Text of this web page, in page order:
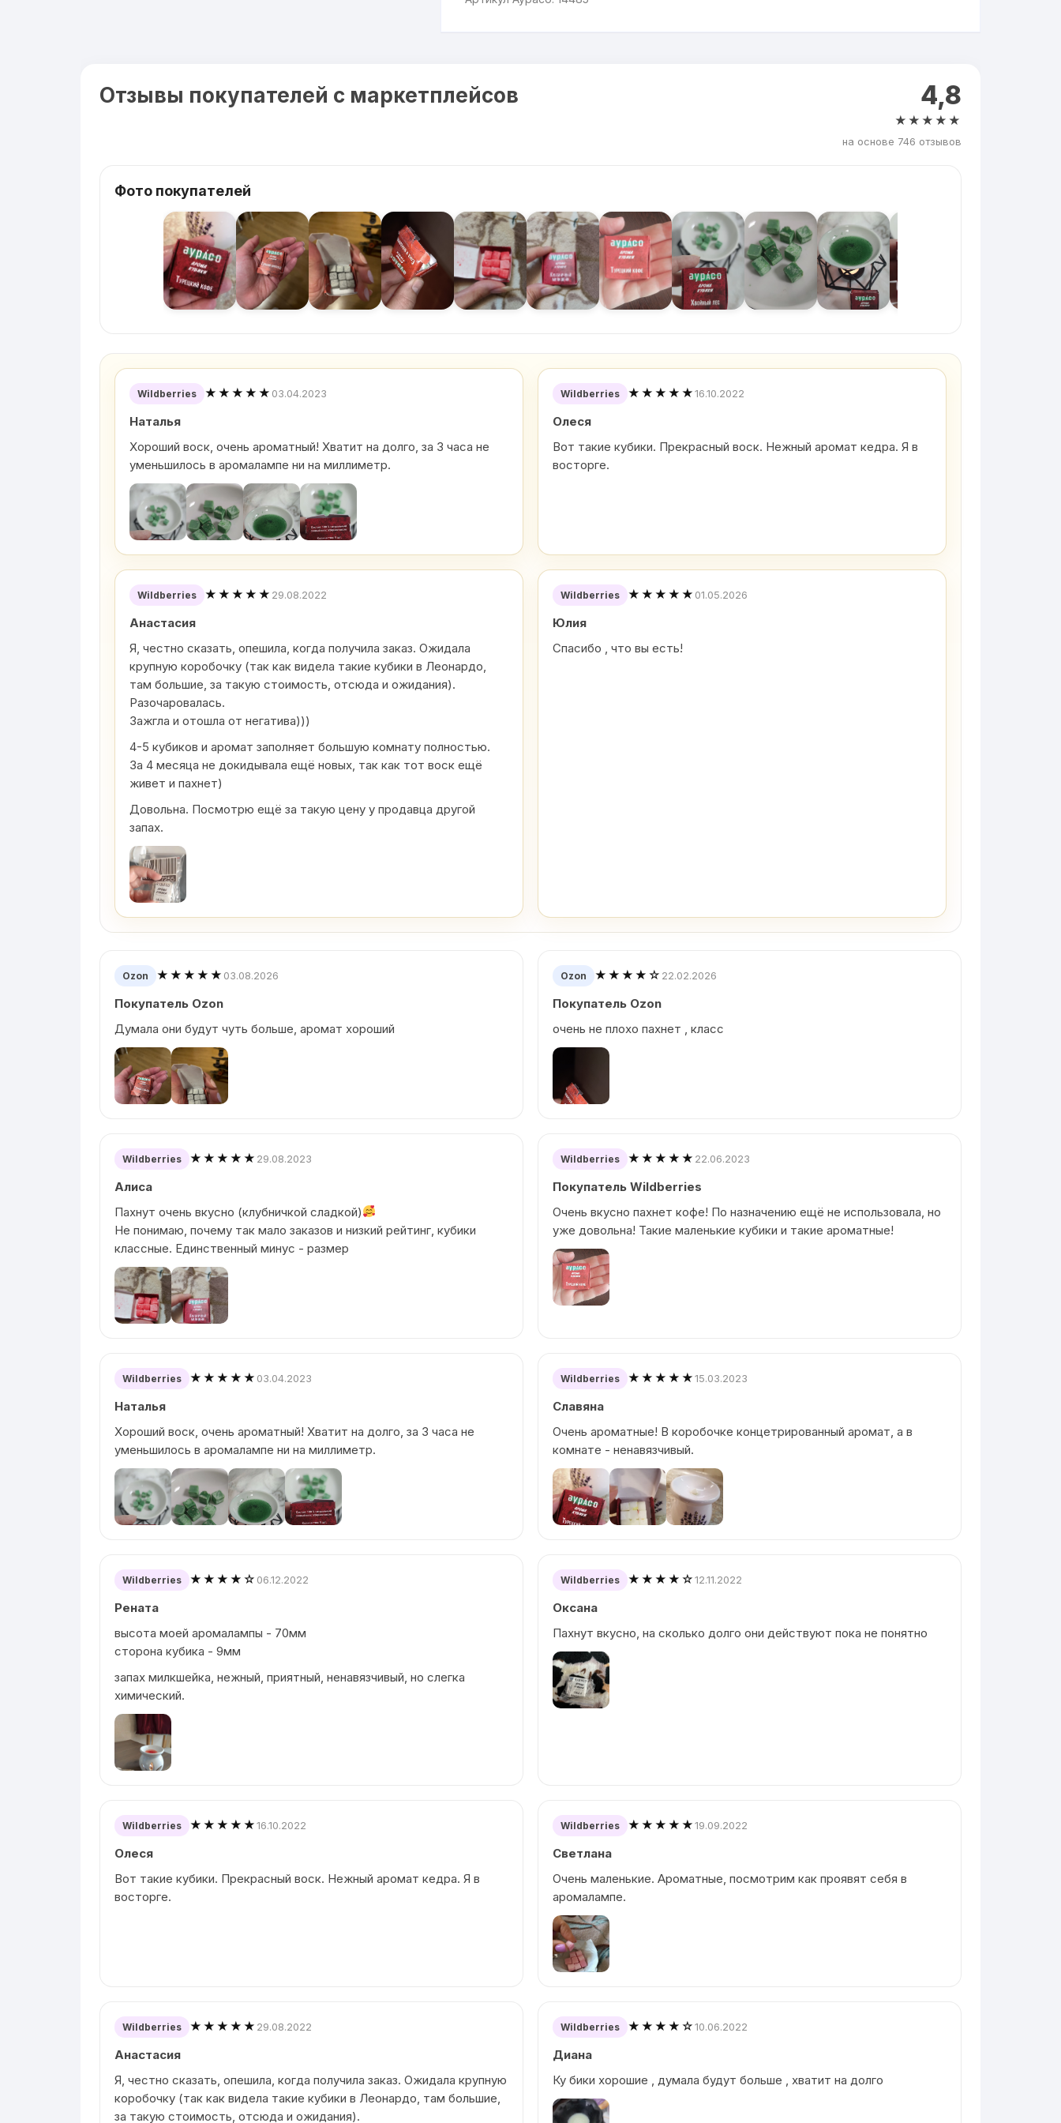
Отзывы покупателей с маркетплейсов 4,8
★★★★★
на основе 746 отзывов
Фото покупателей
Wildberries ★★★★★ 03.04.2023
Наталья
Хороший воск, очень ароматный! Хватит на долго, за 3 часа не
уменьшилось в аромалампе ни на миллиметр.
Wildberries ★★★★★16.10.2022
Олеся
Вот такие кубики. Прекрасный воск. Нежный аромат кедра. Я в
восторге.
Wildberries ★★★★★ 29.08.2022
Анастасия
Я, честно сказать, опешила, когда получила заказ. Ожидала
крупную коробочку (так как видела такие кубики в Леонардо,
там большие, за такую стоимость, отсюда и ожидания).
Разочаровалась.
Зажгла и отошла от негатива)))
4-5 кубиков и аромат заполняет большую комнату полностью.
За 4 месяца не докидывала ещё новых, так как тот воск ещё
живет и пахнет)
Довольна. Посмотрю ещё за такую цену у продавца другой
запах.
Wildberries ★★★★★ 01.05.2026
Юлия
Спасибо , что вы есть!
Ozon ★★★★★ 03.08.2026
Покупатель Ozon
Думала они будут чуть больше, аромат хороший
Ozon ★★★★☆ 22.02.2026
Покупатель Ozon
очень не плохо пахнет , класс
Wildberries ★★★★★ 29.08.2023
Алиса
Пахнут очень вкусно (клубничкой сладкой)
Не понимаю, почему так мало заказов и низкий рейтинг, кубики
классные. Единственный минус - размер
Wildberries ★★★★★ 22.06.2023
Покупатель Wildberries
Очень вкусно пахнет кофе! По назначению ещё не использовала, но
уже довольна! Такие маленькие кубики и такие ароматные!
Wildberries ★★★★★ 03.04.2023
Наталья
Хороший воск, очень ароматный! Хватит на долго, за 3 часа не
уменьшилось в аромалампе ни на миллиметр.
Wildberries ★★★★★15.03.2023
Славяна
Очень ароматные! В коробочке концетрированный аромат, а в
комнате - ненавязчивый.
Wildberries ★★★★☆ 06.12.2022
Рената
высота моей аромалампы - 70мм
сторона кубика - 9мм
запах милкшейка, нежный, приятный, ненавязчивый, но слегка
химический.
Wildberries ★★★★☆12.11.2022
Оксана
Пахнут вкусно, на сколько долго они действуют пока не понятно
Wildberries ★★★★★16.10.2022
Олеся
Вот такие кубики. Прекрасный воск. Нежный аромат кедра. Я в
восторге.
Wildberries ★★★★★19.09.2022
Светлана
Очень маленькие. Ароматные, посмотрим как проявят себя в
аромалампе.
Wildberries ★★★★★ 29.08.2022
Анастасия
Я, честно сказать, опешила, когда получила заказ. Ожидала крупную
коробочку (так как видела такие кубики в Леонардо, там большие,
за такую стоимость, отсюда и ожидания).
Wildberries ★★★★☆10.06.2022
Диана
Ку бики хорошие , думала будут больше , хватит на долго